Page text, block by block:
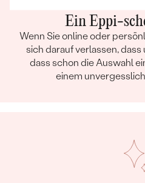
Ein Eppi-
Wenn Sie online oder
sich darauf verlassen,
dass schon die Auswahl
einem